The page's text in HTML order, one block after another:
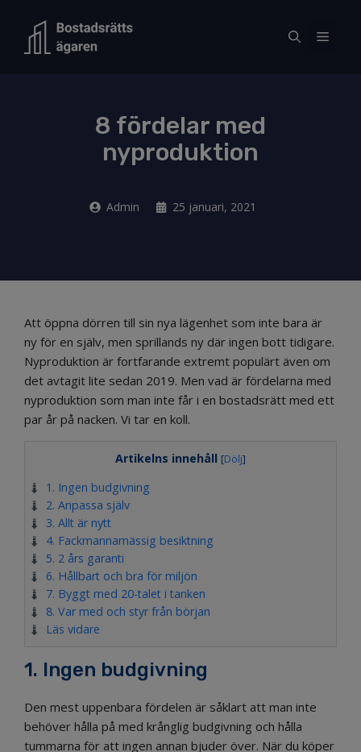
Meny
8 fördelar med
nyproduktion
Admin 25 januari, 2021
Att öppna dörren till sin nya lägenhet som inte bara är
ny för en själv, men sprillands ny där ingen bott tidigare.
Nyproduktion är fortfarande extremt populärt även om
det avtagit lite sedan 2019. Men vad är fördelarna med
nyproduktion som man inte får i en bostadsrätt med ett
par år på nacken. Vi tar en koll.
Artikelns innehåll [Dölj]
1. Ingen budgivning
2. Anpassa själv
3. Allt är nytt
4. Fackmannamässig besiktning
5. 2 års garanti
6. Hållbart och bra för miljön
7. Byggt med 20-talet i tanken
8. Var med och styr från början
Läs vidare
1. Ingen budgivning
Den mest uppenbara fördelen är såklart att man inte
behöver hålla på med krånglig budgivning och hålla
tummarna för att ingen annan bjuder över. När du köper